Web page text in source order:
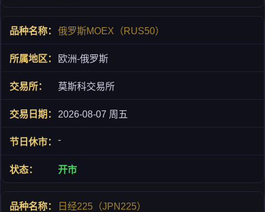
俄罗斯MOEX（RUS50）
欧洲-俄罗斯
莫斯科交易所
2026-08-07 周五
-
开市
日经225（JPN225）